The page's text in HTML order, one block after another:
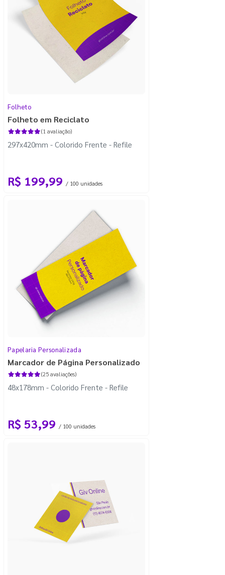
Folheto
Folheto em Reciclato
(1 avaliação)
297x420mm - Colorido Frente - Refile
R$ 199,99 / 100 unidades
Papelaria Personalizada
Marcador de Página Personalizado
(25 avaliações)
48x178mm - Colorido Frente - Refile
R$ 53,99 / 100 unidades